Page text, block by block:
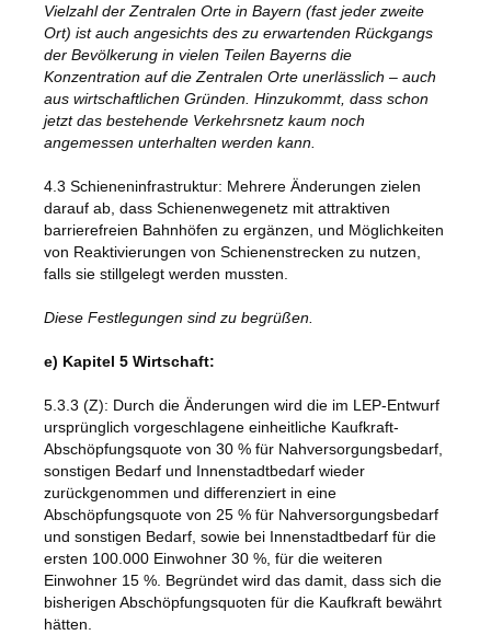
Vielzahl der Zentralen Orte in Bayern (fast jeder zweite
Ort) ist auch angesichts des zu erwartenden Rückgangs
der Bevölkerung in vielen Teilen Bayerns die
Konzentration auf die Zentralen Orte unerlässlich – auch
aus wirtschaftlichen Gründen. Hinzukommt, dass schon
jetzt das bestehende Verkehrsnetz kaum noch
angemessen unterhalten werden kann.
4.3 Schieneninfrastruktur: Mehrere Änderungen zielen
darauf ab, dass Schienenwegenetz mit attraktiven
barrierefreien Bahnhöfen zu ergänzen, und Möglichkeiten
von Reaktivierungen von Schienenstrecken zu nutzen,
falls sie stillgelegt werden mussten.
Diese Festlegungen sind zu begrüßen.
e) Kapitel 5 Wirtschaft:
5.3.3 (Z): Durch die Änderungen wird die im LEP-Entwurf
ursprünglich vorgeschlagene einheitliche Kaufkraft-
Abschöpfungsquote von 30 % für Nahversorgungsbedarf,
sonstigen Bedarf und Innenstadtbedarf wieder
zurückgenommen und differenziert in eine
Abschöpfungsquote von 25 % für Nahversorgungsbedarf
und sonstigen Bedarf, sowie bei Innenstadtbedarf für die
ersten 100.000 Einwohner 30 %, für die weiteren
Einwohner 15 %. Begründet wird das damit, dass sich die
bisherigen Abschöpfungsquoten für die Kaufkraft bewährt
hätten.